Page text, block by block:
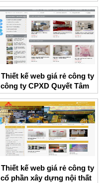
Thiết kế web giá rẻ công ty
công ty CPXD Quyết Tâm
Thiết kế web giá rẻ công ty
cổ phần xây dựng nội thất